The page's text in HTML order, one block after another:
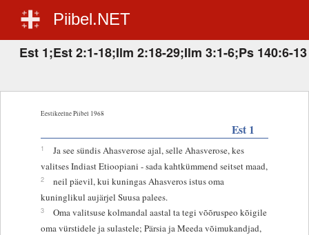
Piibel.NET
Est 1;Est 2:1-18;Ilm 2:18-29;Ilm 3:1-6;Ps 140:6-13
Eestikeelne Piibel 1968
Est 1
1
Ja see sündis Ahasverose ajal, selle Ahasverose, kes
valitses Indiast Etioopiani - sada kahtkümmend seitset maad,
2
neil päevil, kui kuningas Ahasveros istus oma
kuninglikul aujärjel Suusa palees.
3
Oma valitsuse kolmandal aastal ta tegi võõruspeo kõigile
oma vürstidele ja sulastele; Pärsia ja Meeda võimukandjad,